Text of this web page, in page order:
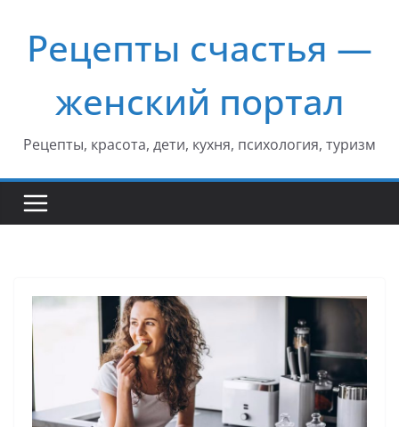
содержимому
Рецепты счастья —
женский портал
Рецепты, красота, дети, кухня, психология, туризм